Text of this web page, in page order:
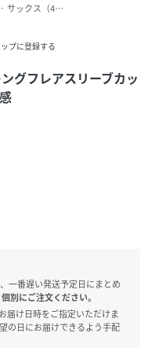
サックス（48）
プに登録する
グフレアスリーブカッ
一番遅い発送予定日にまとめ
別にご注文ください。
け日時をご指定いただけま
の日にお届けできるよう手配